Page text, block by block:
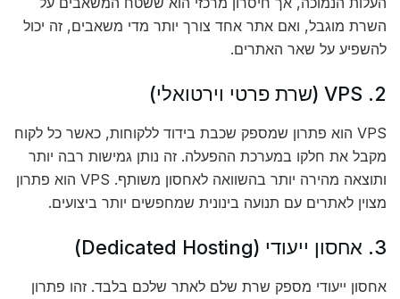
השרת מוגבל, ואם אתר אחד צורך יותר מדי משאבים, זה יכול
להשפיע על שאר האתרים.
2. VPS (שרת פרטי וירטואלי)
VPS הוא פתרון שמספק שכבת בידוד ללקוחות, כאשר כל לקוח
מקבל את חלקו במערכת ההפעלה. זה נותן גמישות רבה יותר
ותוצאה מהירה יותר בהשוואה לאחסון משותף. VPS הוא פתרון
מצוין לאתרים עם תנועה בינונית שמחפשים יותר ביצועים.
3. אחסון ייעודי (Dedicated Hosting)
אחסון ייעודי מספק שרת שלם לאתר שלכם בלבד. זהו פתרון